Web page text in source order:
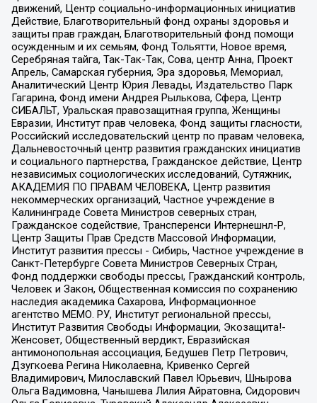
движений, Центр социально-информационных инициатив
Действие, Благотворительный фонд охраны здоровья и
защиты прав граждан, Благотворительный фонд помощи
осужденным и их семьям, Фонд Тольятти, Новое время,
Серебряная тайга, Так-Так-Так, Сова, центр Анна, Проект
Апрель, Самарская губерния, Эра здоровья, Мемориал,
Аналитический Центр Юрия Левады, Издательство Парк
Гагарина, Фонд имени Андрея Рылькова, Сфера, Центр
СИБАЛЬТ, Уральская правозащитная группа, Женщины
Евразии, Институт прав человека, Фонд защиты гласности,
Российский исследовательский центр по правам человека,
Дальневосточный центр развития гражданских инициатив
и социального партнерства, Гражданское действие, Центр
независимых социологических исследований, Сутяжник,
АКАДЕМИЯ ПО ПРАВАМ ЧЕЛОВЕКА, Центр развития
некоммерческих организаций, Частное учреждение в
Калининграде Совета Министров северных стран,
Гражданское содействие, Трансперенси Интернешнл-Р,
Центр Защиты Прав Средств Массовой Информации,
Институт развития прессы - Сибирь, Частное учреждение в
Санкт-Петербурге Совета Министров Северных Стран,
Фонд поддержки свободы прессы, Гражданский контроль,
Человек и Закон, Общественная комиссия по сохранению
наследия академика Сахарова, Информационное
агентство МЕМО. РУ, Институт региональной прессы,
Институт Развития Свободы Информации, Экозащита!-
Женсовет, Общественный вердикт, Евразийская
антимонопольная ассоциация, Бедушев Петр Петрович,
Дзугкоева Регина Николаевна, Кривенко Сергей
Владимирович, Милославский Павел Юрьевич, Шнырова
Ольга Вадимовна, Чанышева Лилия Айратовна, Сидорович